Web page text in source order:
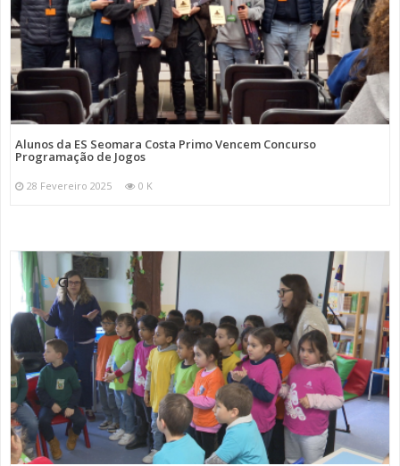
Alunos da ES Seomara Costa Primo Vencem Concurso
Programação de Jogos
28 Fevereiro 2025 0 K